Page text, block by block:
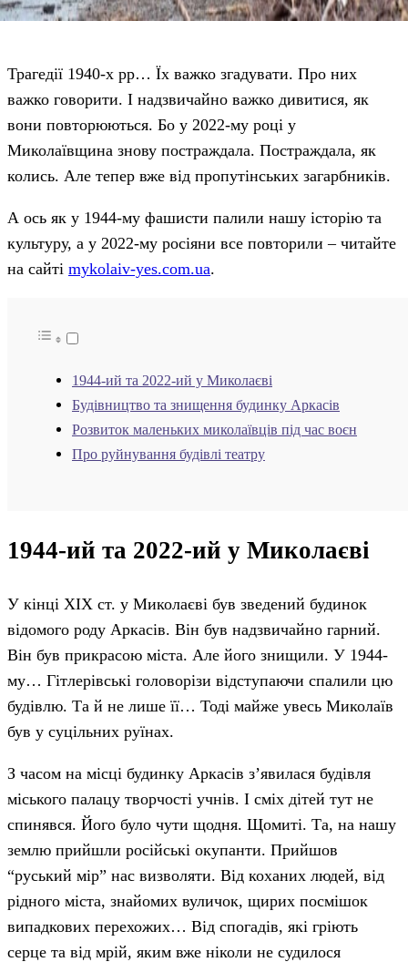
Трагедії 1940-х рр… Їх важко згадувати. Про них
важко говорити. І надзвичайно важко дивитися, як
вони повторюються. Бо у 2022-му році у
Миколаївщина знову постраждала. Постраждала, як
колись. Але тепер вже від пропутінських загарбників.
А ось як у 1944-му фашисти палили нашу історію та
культуру, а у 2022-му росіяни все повторили – читайте
на сайті mykolaiv-yes.com.ua.
1944-ий та 2022-ий у Миколаєві
Будівництво та знищення будинку Аркасів
Розвиток маленьких миколаївців під час воєн
Про руйнування будівлі театру
1944-ий та 2022-ий у Миколаєві
У кінці ХІХ ст. у Миколаєві був зведений будинок
відомого роду Аркасів. Він був надзвичайно гарний.
Він був прикрасою міста. Але його знищили. У 1944-
му… Гітлерівські головорізи відступаючи спалили цю
будівлю. Та й не лише її… Тоді майже увесь Миколаїв
був у суцільних руїнах.
З часом на місці будинку Аркасів з’явилася будівля
міського палацу творчості учнів. І сміх дітей тут не
спинявся. Його було чути щодня. Щомиті. Та, на нашу
землю прийшли російські окупанти. Прийшов
“руський мір” нас визволяти. Від коханих людей, від
рідного міста, знайомих вуличок, щирих посмішок
випадкових перехожих… Від спогадів, які гріють
серце та від мрій, яким вже ніколи не судилося